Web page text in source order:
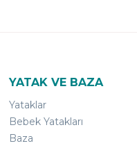
YATAK VE BAZA
Yataklar
Bebek Yatakları
Baza